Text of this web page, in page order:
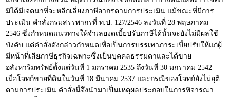
มิได้มีเจตนาที่จะหลีกเลี่ยงภาษีอากรตามการประเมิน แม้ขณะที่มีการ
ประเมิน คำสั่งกรมสรรพากรที่ ท.ป. 127/2546 ลงวันที่ 28 พฤษภาคม
2546 ซึ่งกำหนดแนวทางให้จำเลยงดเบี้ยปรับภาษีได้นั้นจะยังไม่มีผลใช้
บังคับ แต่คำสั่งดังกล่าวกำหนดเพื่อเป็นการบรรเทาภาระเบี้ยปรับให้แก่ผู้
มีหน้าที่เสียภาษีธุรกิจเฉพาะซึ่งเป็นบุคคลธรรมดาและได้ขาย
อสังหาริมทรัพย์ตั้งแต่วันที่ 1 มกราคม 2535 ถึงวันที่ 30 มกราคม 2542
เมื่อโจทก์ขายที่ดินในวันที่ 18 มีนาคม 2537 และกรณีของโจทก์ยังไม่ยุติ
ตามการประเมิน คำสั่งนี้จึงนำมาเป็นเหตุผลประกอบในการพิจารณา